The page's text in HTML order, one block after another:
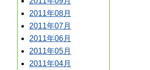
2011年08月
2011年07月
2011年06月
2011年05月
2011年04月